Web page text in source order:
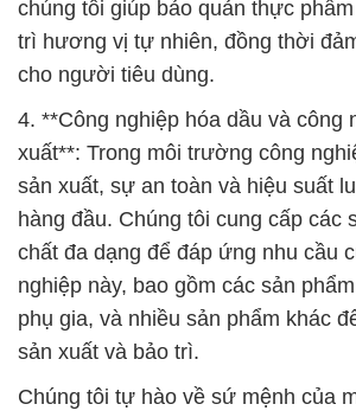
chúng tôi giúp bảo quản thực
trì hương vị tự nhiên, đồng thời
cho người tiêu dùng.
4. **Công nghiệp hóa dầu và công
xuất**: Trong môi trường công
sản xuất, sự an toàn và hiệu suất
hàng đầu. Chúng tôi cung cấp các
chất đa dạng để đáp ứng nhu cầu
nghiệp này, bao gồm các sản
phụ gia, và nhiều sản phẩm khác
sản xuất và bảo trì.
Chúng tôi tự hào về sứ mệnh của